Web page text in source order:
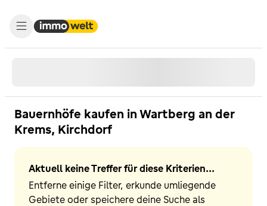
Bauernhöfe kaufen in Wartberg an der
Krems, Kirchdorf
Aktuell keine Treffer für diese Kriterien...
Entferne einige Filter, erkunde umliegende
Gebiete oder speichere deine Suche als